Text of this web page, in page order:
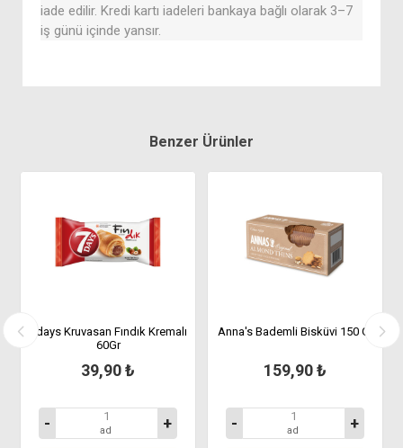
iade edilir. Kredi kartı iadeleri bankaya bağlı olarak 3–7
iş günü içinde yansır.
Benzer Ürünler
7days Kruvasan Fındık Kremalı
60Gr
39,90 ₺
- ad +
Anna's Bademli Bisküvi 150 Gr
159,90 ₺
- ad +